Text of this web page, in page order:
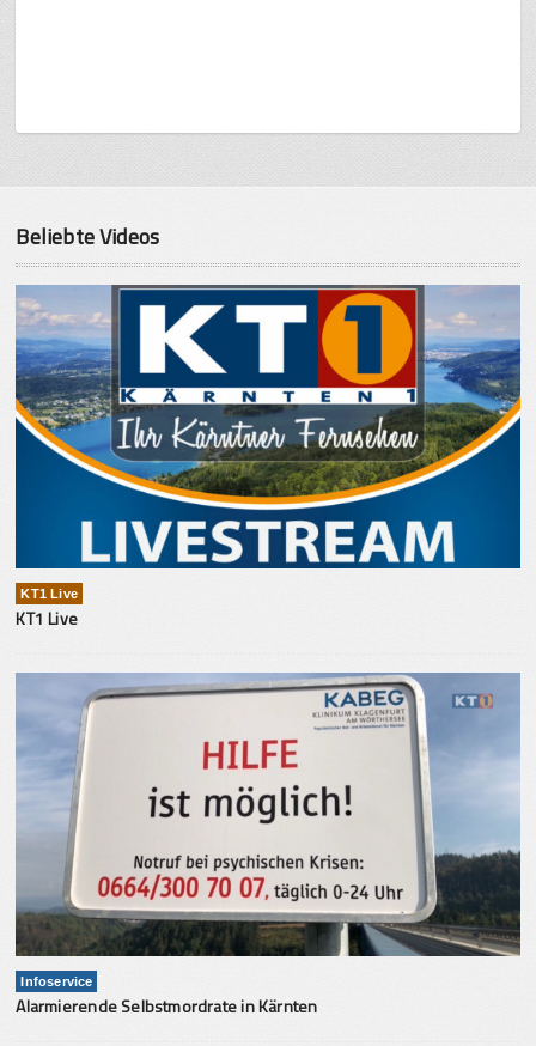
Beliebte Videos
KT1 Live
KT1 Live
Infoservice
Alarmierende Selbstmordrate in Kärnten